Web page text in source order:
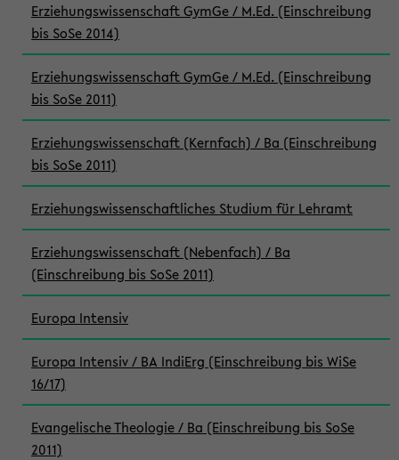
Erziehungswissenschaft GymGe / M.Ed. (Einschreibung
bis SoSe 2014)
Erziehungswissenschaft GymGe / M.Ed. (Einschreibung
bis SoSe 2011)
Erziehungswissenschaft (Kernfach) / Ba (Einschreibung
bis SoSe 2011)
Erziehungswissenschaftliches Studium für Lehramt
Erziehungswissenschaft (Nebenfach) / Ba
(Einschreibung bis SoSe 2011)
Europa Intensiv
Europa Intensiv / BA IndiErg (Einschreibung bis WiSe
16/17)
Evangelische Theologie / Ba (Einschreibung bis SoSe
2011)